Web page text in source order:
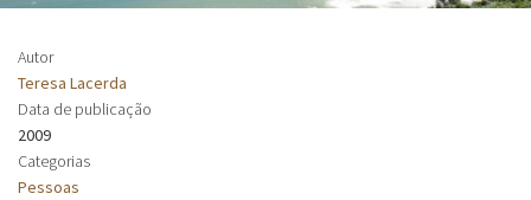
Autor
Teresa Lacerda
Data de publicação
2009
Categorias
Pessoas